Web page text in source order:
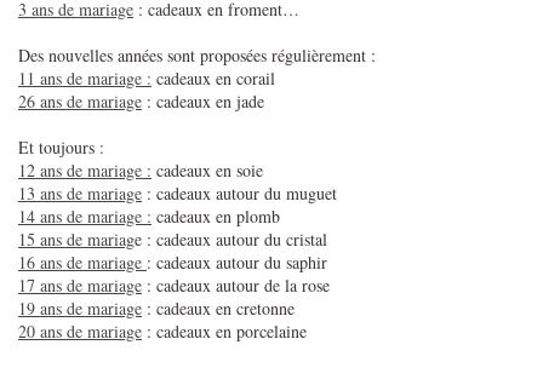
3 ans de mariage : cadeaux en froment…
Des nouvelles années sont proposées régulièrement :
11 ans de mariage : cadeaux en corail
26 ans de mariage : cadeaux en jade
Et toujours :
12 ans de mariage : cadeaux en soie
13 ans de mariage : cadeaux autour du muguet
14 ans de mariage : cadeaux en plomb
15 ans de mariage : cadeaux autour du cristal
16 ans de mariage : cadeaux autour du saphir
17 ans de mariage : cadeaux autour de la rose
19 ans de mariage : cadeaux en cretonne
20 ans de mariage : cadeaux en porcelaine